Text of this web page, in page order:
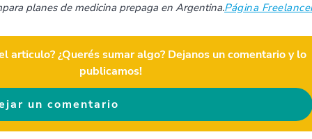
planes de medicina prepaga en Argentina.Página
articulo? ¿Querés sumar algo? Dejanos un comentario y lo
publicamos!
un comentario